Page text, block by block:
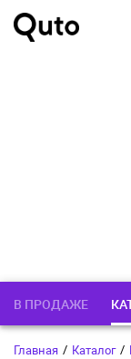
В ПРОДАЖЕ
Главная / Каталог /